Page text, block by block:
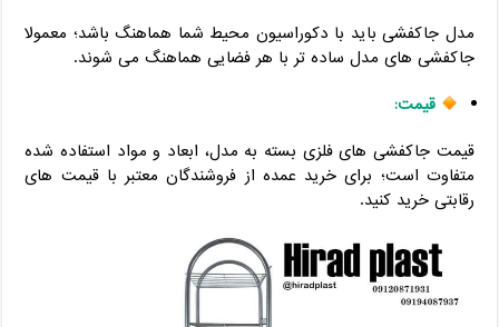
مدل جاکفشی باید با دکوراسیون محیط شما هماهنگ باشد؛ معمولا
جاکفشی های مدل ساده تر با هر فضایی هماهنگ می شوند.
قیمت:
قیمت جاکفشی های فلزی بسته به مدل، ابعاد و مواد استفاده شده
متفاوت است؛ برای خرید عمده از فروشندگان معتبر با قیمت های
رقابتی خرید کنید.